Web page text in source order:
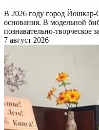
В 2026 году город Йошкар-
основания. В модельной
познавательно-
7 август 2026